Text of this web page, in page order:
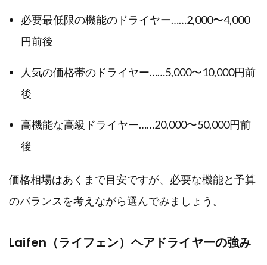
必要最低限の機能のドライヤー……2,000〜4,000
円前後
人気の価格帯のドライヤー……5,000〜10,000円前
後
高機能な高級ドライヤー……20,000〜50,000円前
後
価格相場はあくまで目安ですが、必要な機能と予算
のバランスを考えながら選んでみましょう。
Laifen（ライフェン）ヘアドライヤーの強み